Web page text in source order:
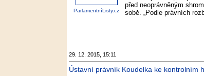
ParlamentníListy.cz
před neoprávněným
sobě. „Podle právních
29. 12. 2015, 15:11
Ústavní právník Koudelka ke kontrolním